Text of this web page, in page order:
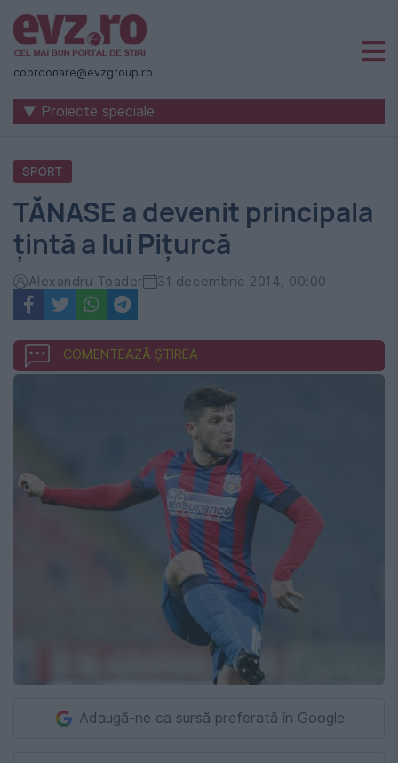
Știri
naționale
internaționale
România
Evenimentul
Zilei
coordonare@evzgroup.ro
▼ Proiecte speciale
SPORT
TĂNASE a devenit principala
țintă a lui Pițurcă
Alexandru Toader 31 decembrie 2014, 00:00
COMENTEAZĂ ȘTIREA
Adaugă-ne ca sursă preferată în Google